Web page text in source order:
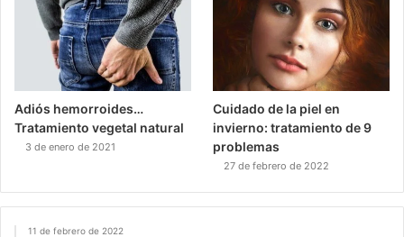
Adiós hemorroides…
Tratamiento vegetal natural
3 de enero de 2021
Cuidado de la piel en
invierno: tratamiento de 9
problemas
27 de febrero de 2022
11 de febrero de 2022